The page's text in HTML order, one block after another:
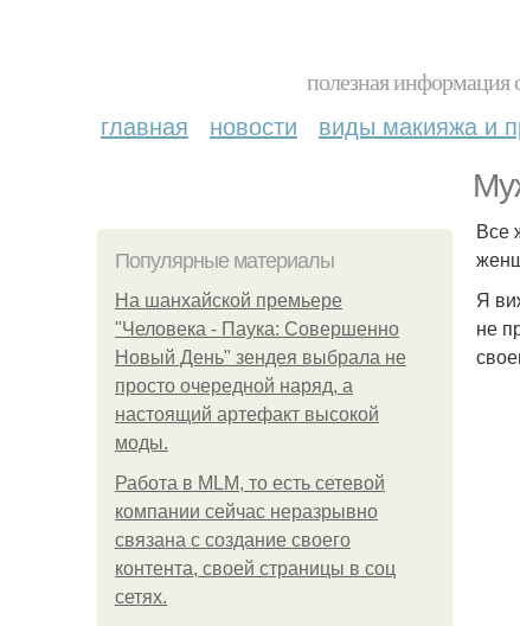
полезная информация
главная новости виды макияжа и
Популярные материалы
На шанхайской премьере
"Человека - Паука: Совершенно
Новый День" зендея выбрала не
просто очередной наряд, а
настоящий артефакт высокой
моды.
Работа в MLM, то есть сетевой
компании сейчас неразрывно
связана с создание своего
контента, своей страницы в соц
сетях.
Все
Я
не